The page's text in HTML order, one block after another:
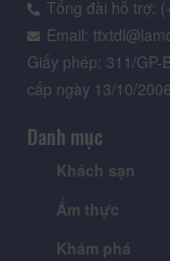
Tổng đài hỗ trợ:
Email:
Giấy phép: 311/GP-
cấp ngày 13/10/2006
Danh mục
Khách sạn
Ẩm thực
Khám phá